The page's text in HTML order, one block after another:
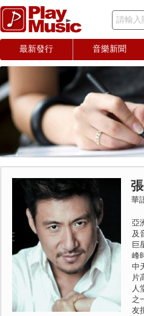
請輸入
最新發行 音樂新聞
華
亞
及
巨
峰
中
片
人
之
友